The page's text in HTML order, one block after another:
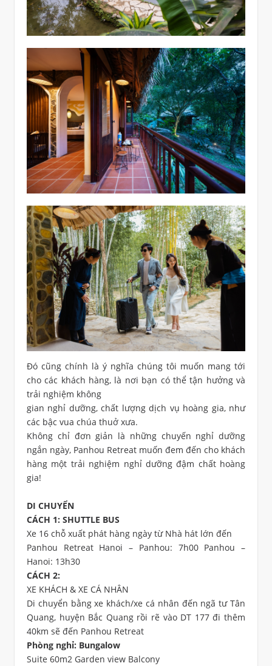
Đó cũng chính là ý nghĩa chúng tôi muốn mang tới
cho các khách hàng, là nơi bạn có thể tận hưởng và
trải nghiệm không
gian nghỉ dưỡng, chất lượng dịch vụ hoàng gia, như
các bậc vua chúa thuở xưa.
Không chỉ đơn giản là những chuyến nghỉ dưỡng
ngắn ngày, Panhou Retreat muốn đem đến cho khách
hàng một trải nghiệm nghỉ dưỡng đậm chất hoàng
gia!
DI CHUYỂN
CÁCH 1: SHUTTLE BUS
Xe 16 chỗ xuất phát hàng ngày từ Nhà hát lớn đến
Panhou Retreat Hanoi – Panhou: 7h00 Panhou –
Hanoi: 13h30
CÁCH 2:
XE KHÁCH & XE CÁ NHÂN
Di chuyển bằng xe khách/xe cá nhân đến ngã tư Tân
Quang, huyện Bắc Quang rồi rẽ vào DT 177 đi thêm
40km sẽ đến Panhou Retreat
Phòng nghỉ: Bungalow
Suite 60m2 Garden view Balcony